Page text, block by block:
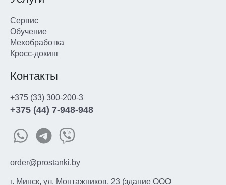
Сервис
Обучение
Мехобработка
Кросс-докинг
Контакты
+375 (33) 300-200-3
+375 (44) 7-948-948
order@prostanki.by
г. Минск, ул. Монтажников, 23 (здание ООО